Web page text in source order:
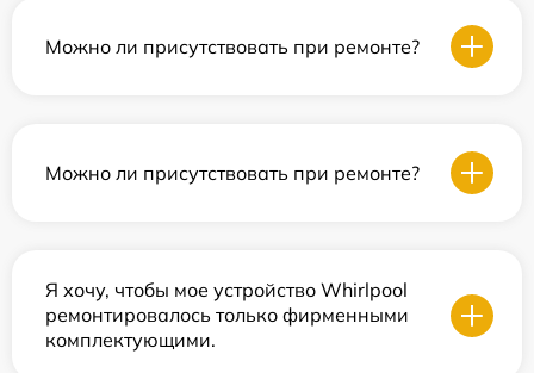
Можно ли присутствовать при ремонте?
Можно ли присутствовать при ремонте?
Я хочу, чтобы мое устройство Whirlpool
ремонтировалось только фирменными
комплектующими.